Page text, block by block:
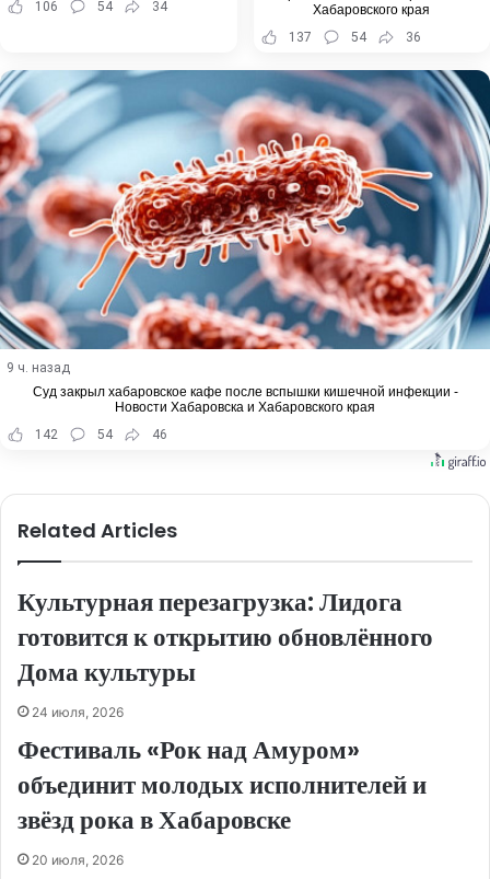
106 54 34
Хабаровского края
137
54 36
9 ч. назад
Суд закрыл хабаровское кафе после вспышки кишечной инфекции -
Новости Хабаровска и Хабаровского края
142
54 46
Related Articles
Культурная перезагрузка: Лидога
готовится к открытию обновлённого
Дома культуры
24 июля, 2026
Фестиваль «Рок над Амуром»
объединит молодых исполнителей и
звёзд рока в Хабаровске
20 июля, 2026